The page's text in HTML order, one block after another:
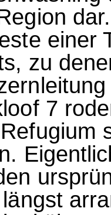
einer
zu
7